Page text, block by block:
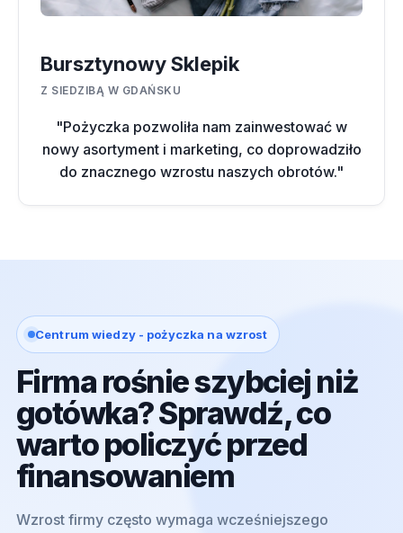
Bursztynowy Sklepik
Z SIEDZIBĄ W GDAŃSKU
"Pożyczka pozwoliła nam zainwestować w
nowy asortyment i marketing, co doprowadziło
do znacznego wzrostu naszych obrotów."
Centrum wiedzy - pożyczka na wzrost
Firma rośnie szybciej niż
gotówka? Sprawdź, co
warto policzyć przed
finansowaniem
Wzrost firmy często wymaga wcześniejszego